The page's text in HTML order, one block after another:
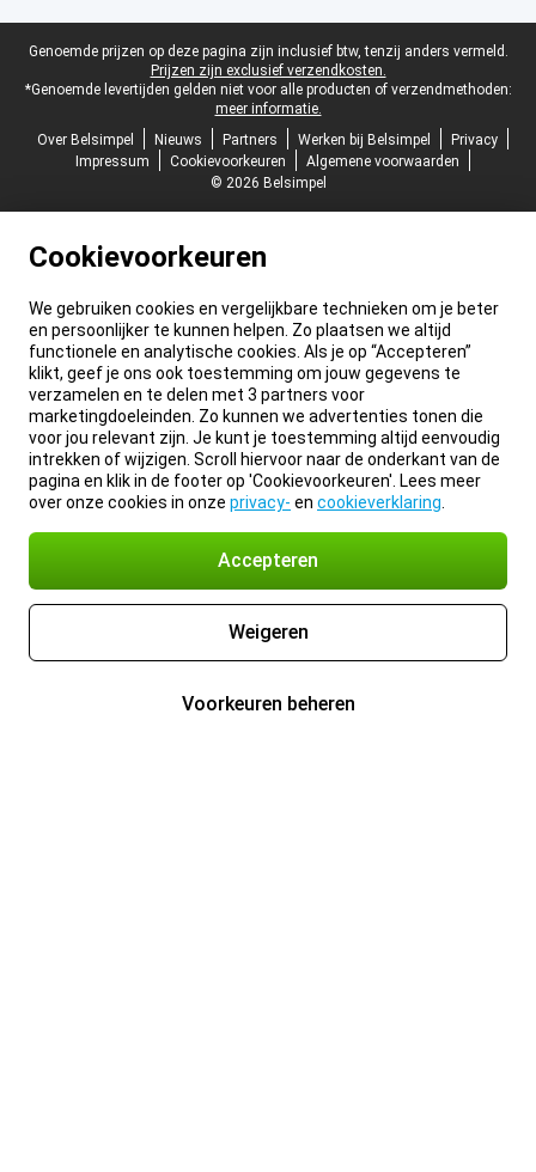
Juridische voettekst
Genoemde prijzen op deze pagina zijn inclusief btw, tenzij anders vermeld.
Prijzen zijn exclusief verzendkosten.
*Genoemde levertijden gelden niet voor alle producten of verzendmethoden:
meer informatie.
Over Belsimpel
Nieuws Partners Werken bij Belsimpel
Privacy
Impressum
Cookievoorkeuren
Algemene voorwaarden
© 2026 Belsimpel
Cookievoorkeuren
We gebruiken cookies en vergelijkbare technieken om je beter
en persoonlijker te kunnen helpen. Zo plaatsen we altijd
functionele en analytische cookies. Als je op “Accepteren”
klikt, geef je ons ook toestemming om jouw gegevens te
verzamelen en te delen met 3 partners voor
marketingdoeleinden. Zo kunnen we advertenties tonen die
voor jou relevant zijn. Je kunt je toestemming altijd eenvoudig
intrekken of wijzigen. Scroll hiervoor naar de onderkant van de
pagina en klik in de footer op 'Cookievoorkeuren'. Lees meer
over onze cookies in onze privacy- en cookieverklaring
Accepteren
Weigeren
Voorkeuren beheren